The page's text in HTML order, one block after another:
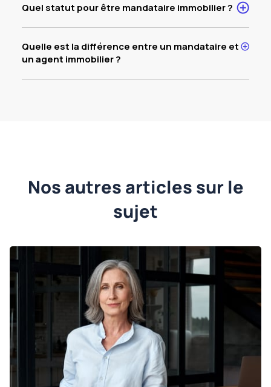
Quel statut pour être mandataire immobilier ?
Quelle est la différence entre un mandataire et
un agent immobilier ?
Nos autres articles sur le
sujet